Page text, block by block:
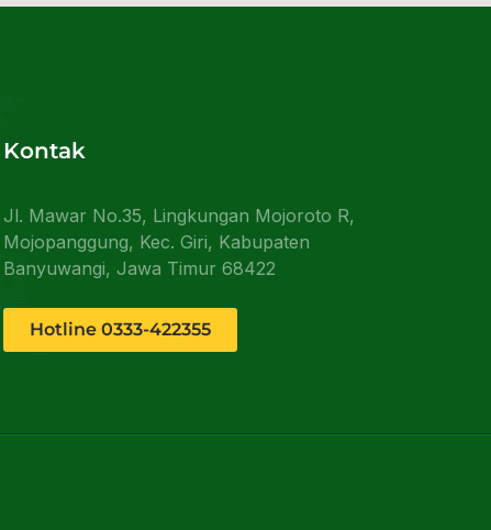
Kontak
Jl. Mawar No.35, Lingkungan Mojoroto R,
Mojopanggung, Kec. Giri, Kabupaten
Banyuwangi, Jawa Timur 68422
Hotline 0333-422355